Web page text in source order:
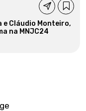
e Cláudio Monteiro,
na MNJC24